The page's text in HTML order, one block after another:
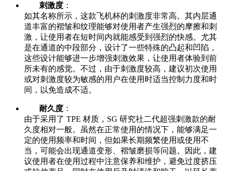
刺激度 ：
如其名称所示，这款飞机杯的刺激度非常高。其内层通
道丰富的褶皱和纹理能够对使用者产生强烈的摩擦和刺
激，让使用者在短时间内就能感受到强烈的快感。尤其
是在通道的中段部分，设计了一些特殊的凸起和凹陷，
这些设计能够进一步增强刺激效果，让使用者体验到前
所未有的感觉。不过，由于刺激度较高，建议初次使用
或对刺激度较为敏感的用户在使用时适当控制力度和时
间，以免造成不适。
耐久度 ：
由于采用了 TPE 材质，SG 研究社二代超强刺激款的耐
久度相对一般。虽然在正常使用的情况下，能够满足一
定的使用频率和时间，但如果长期频繁使用或使用不
当，可能会出现通道变形、褶皱磨损等问题。因此，建
议使用者在使用过程中注意保养和维护，避免过度挤压